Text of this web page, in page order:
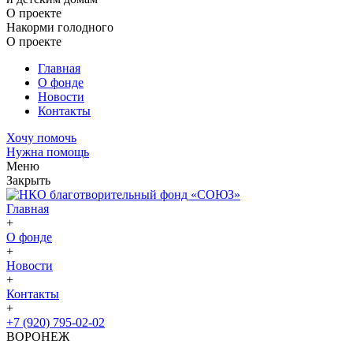
О проекте
Накорми голодного
О проекте
Главная
О фонде
Новости
Контакты
Хочу помочь
Нужна помощь
Меню
Закрыть
Главная
+
О фонде
+
Новости
+
Контакты
+
+7 (920) 795-02-02
ВОРОНЕЖ